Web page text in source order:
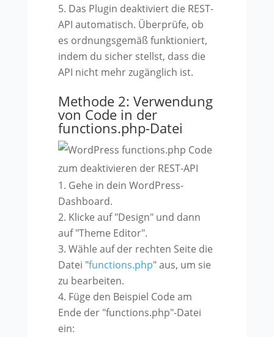
Das Plugin deaktiviert die REST-
API automatisch. Überprüfe, ob
es ordnungsgemäß funktioniert,
indem du sicher stellst, dass die
API nicht mehr zugänglich ist.
Methode 2: Verwendung
von Code in der
functions.php-Datei
Gehe in dein WordPress-
Dashboard.
Klicke auf "Design" und dann
auf "Theme Editor".
Wähle auf der rechten Seite die
Datei "functions.php" aus, um sie
zu bearbeiten.
Füge den Beispiel Code am
Ende der "functions.php"-Datei
ein: